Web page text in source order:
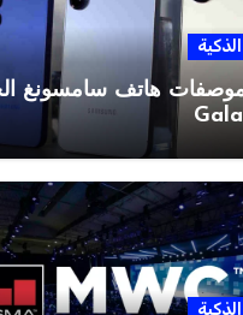
هاتف سامسونغ